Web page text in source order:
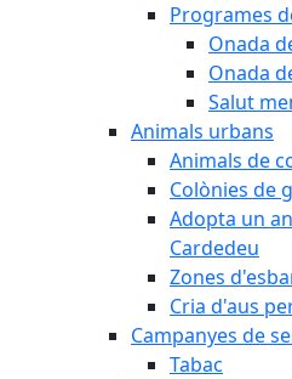
Programes
Onada
Onada
Salut
Animals urbans
Animals de
Colònies de
Adopta un
Cardedeu
Zones
Cria d'aus
Campanyes de
Tabac